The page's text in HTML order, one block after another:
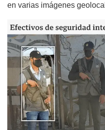
en varias imágenes